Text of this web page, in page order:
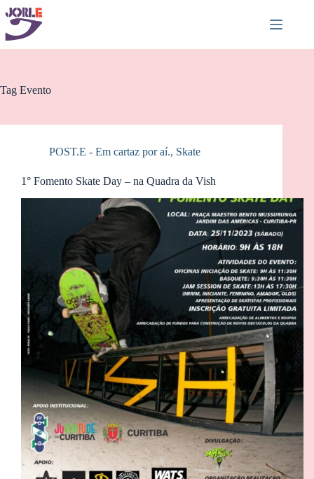
Pular
para
conteúdo
Tag Evento
POST.E - Em cartaz por aí., Skate
1° Fomento Skate Day – na Quadra da Vish